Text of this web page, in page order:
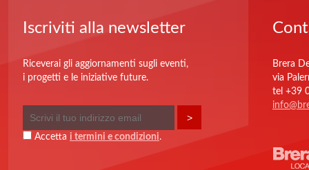
Iscriviti alla newsletter
Riceverai gli aggiornamenti sugli eventi,
i progetti e le iniziative future.
Accetta i termini e condizioni.
Brera
via
tel +39